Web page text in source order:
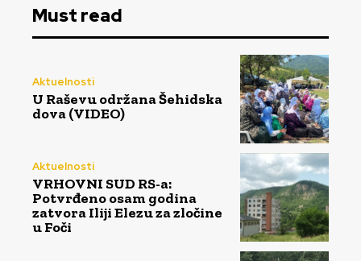
Must read
Aktuelnosti
U Raševu održana Šehidska
dova (VIDEO)
Aktuelnosti
VRHOVNI SUD RS-a:
Potvrđeno osam godina
zatvora Iliji Elezu za zločine
u Foči